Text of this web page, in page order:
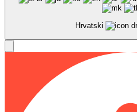
Hrvatski